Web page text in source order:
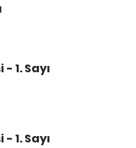
1. Sayı
1. Sayı